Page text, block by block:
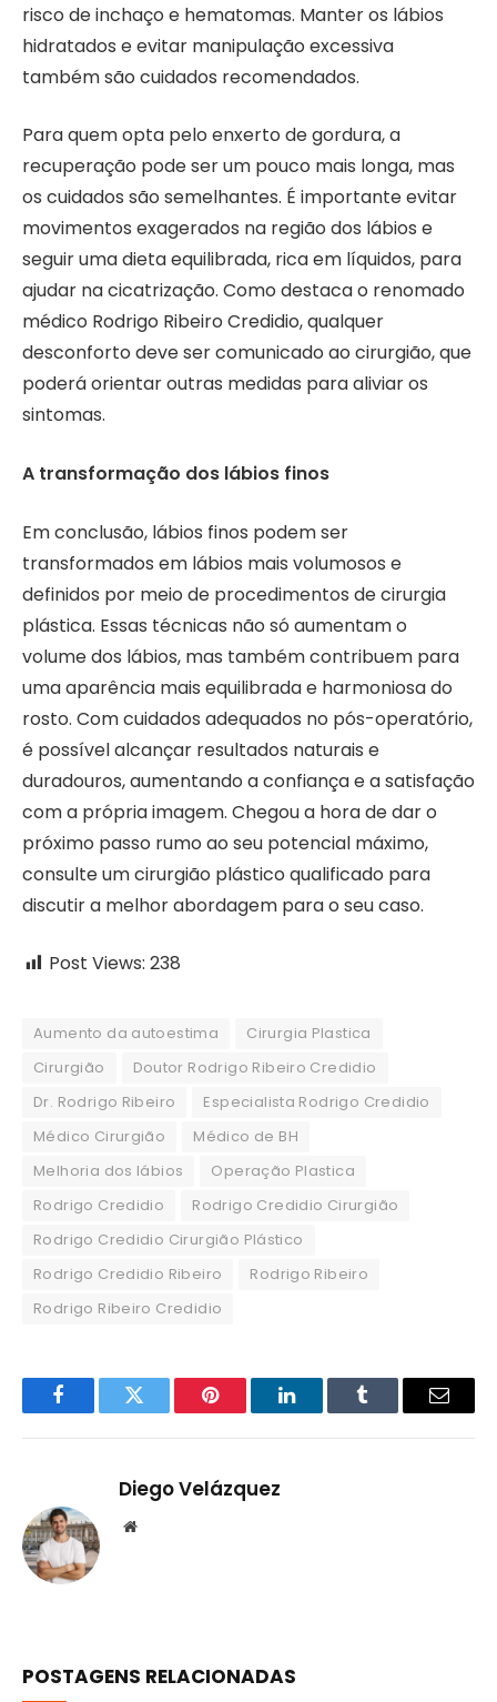
risco de inchaço e hematomas. Manter os lábios
hidratados e evitar manipulação excessiva
também são cuidados recomendados.
Para quem opta pelo enxerto de gordura, a
recuperação pode ser um pouco mais longa, mas
os cuidados são semelhantes. É importante evitar
movimentos exagerados na região dos lábios e
seguir uma dieta equilibrada, rica em líquidos, para
ajudar na cicatrização. Como destaca o renomado
médico Rodrigo Ribeiro Credidio, qualquer
desconforto deve ser comunicado ao cirurgião, que
poderá orientar outras medidas para aliviar os
sintomas.
A transformação dos lábios finos
Em conclusão, lábios finos podem ser
transformados em lábios mais volumosos e
definidos por meio de procedimentos de cirurgia
plástica. Essas técnicas não só aumentam o
volume dos lábios, mas também contribuem para
uma aparência mais equilibrada e harmoniosa do
rosto. Com cuidados adequados no pós-operatório,
é possível alcançar resultados naturais e
duradouros, aumentando a confiança e a satisfação
com a própria imagem. Chegou a hora de dar o
próximo passo rumo ao seu potencial máximo,
consulte um cirurgião plástico qualificado para
discutir a melhor abordagem para o seu caso.
Post Views: 238
Aumento da autoestima
Cirurgia Plastica
Cirurgião
Doutor Rodrigo Ribeiro Credidio
Dr. Rodrigo Ribeiro
Especialista Rodrigo Credidio
Médico Cirurgião
Médico de BH
Melhoria dos lábios
Operação Plastica
Rodrigo Credidio
Rodrigo Credidio Cirurgião
Rodrigo Credidio Cirurgião Plástico
Rodrigo Credidio Ribeiro
Rodrigo Ribeiro
Rodrigo Ribeiro Credidio
FacebookTwitter Pinterest LinkedInTumblr Email
Diego Velázquez
Website
POSTAGENS RELACIONADAS